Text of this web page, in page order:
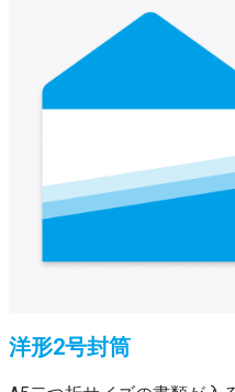
洋形2号封筒